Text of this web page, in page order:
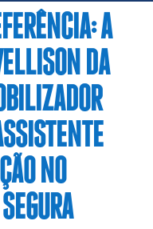
A
DA
NO